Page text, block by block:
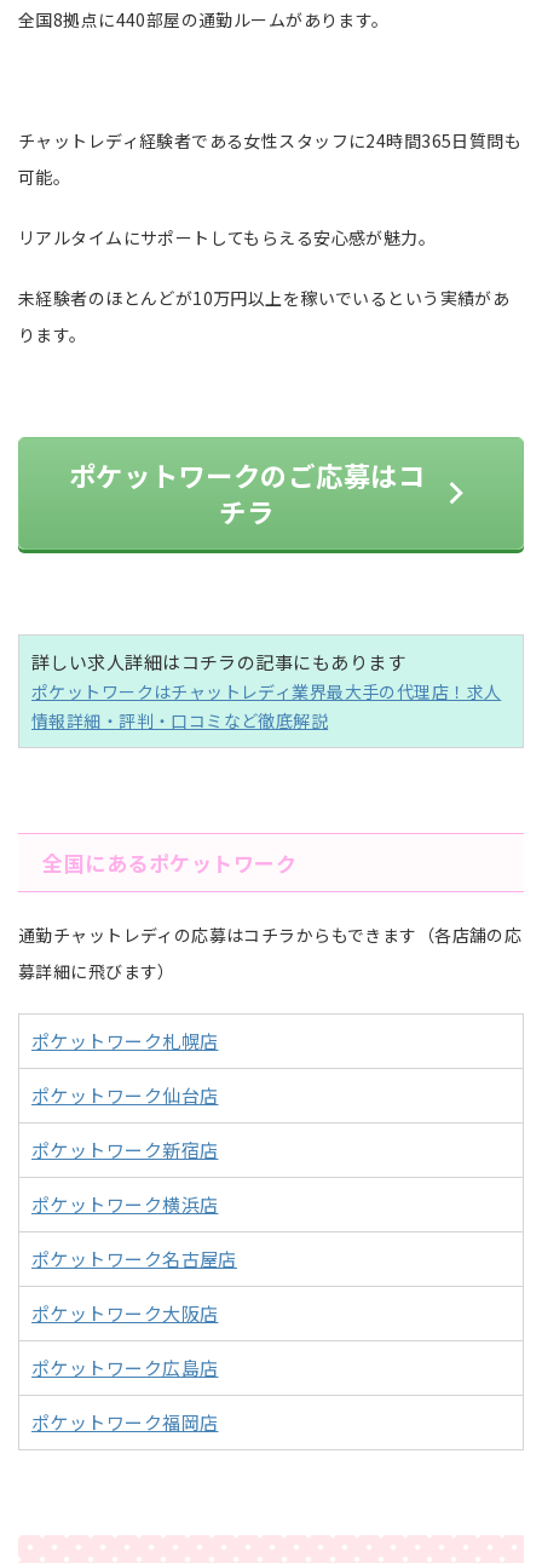
全国8拠点に440部屋の通勤ルームがあります。
チャットレディ経験者である女性スタッフに24時間365日質問も
可能。
リアルタイムにサポートしてもらえる安心感が魅力。
未経験者のほとんどが10万円以上を稼いでいるという実績があ
ります。
ポケットワークのご応募はコ
チラ
詳しい求人詳細はコチラの記事にもあります
ポケットワークはチャットレディ業界最大手の代理店！求人
情報詳細・評判・口コミなど徹底解説
全国にあるポケットワーク
通勤チャットレディの応募はコチラからもできます（各店舗の応
募詳細に飛びます）
ポケットワーク札幌店
ポケットワーク仙台店
ポケットワーク新宿店
ポケットワーク横浜店
ポケットワーク名古屋店
ポケットワーク大阪店
ポケットワーク広島店
ポケットワーク福岡店